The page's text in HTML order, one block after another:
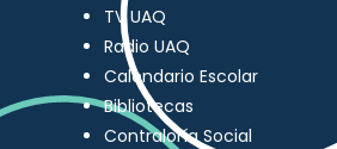
TV UAQ
Radio UAQ
Calendario Escolar
Bibliotecas
Contraloría Social